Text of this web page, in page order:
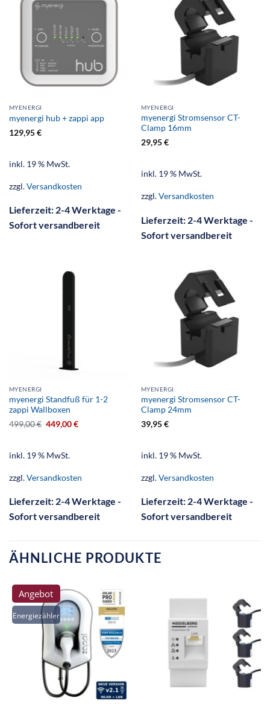
MYENERGI
myenergi hub + zappi app
129,95€
inkl. 19 % MwSt.
zzgl.Versandkosten
Lieferzeit: 2-4 Werktage -
Sofort versandbereit
MYENERGI
myenergi Stromsensor CT-
Clamp 16mm
29,95€
inkl. 19 % MwSt.
zzgl.Versandkosten
Lieferzeit: 2-4 Werktage -
Sofort versandbereit
MYENERGI
myenergi Standfuß für 1-2
zappi Wallboxen
499,00€ 449,00€
inkl. 19 % MwSt.
zzgl.Versandkosten
Lieferzeit: 2-4 Werktage -
Sofort versandbereit
MYENERGI
myenergi Stromsensor CT-
Clamp 24mm
39,95€
inkl. 19 % MwSt.
zzgl.Versandkosten
Lieferzeit: 2-4 Werktage -
Sofort versandbereit
ÄHNLICHE PRODUKTE
Angebot
Energiezähler